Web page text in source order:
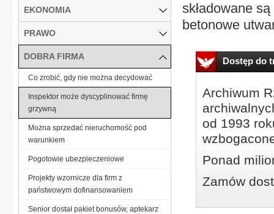
składowane
betonowe
Dostęp do
Archiwum
od 1993
Ponad
Zamów
EKONOMIA
PRAWO
DOBRA FIRMA
Co zrobić, gdy nie można decydować
Inspektor może dyscyplinować firmę
grzywną
Można sprzedać nieruchomość pod
warunkiem
Pogotowie ubezpieczeniowe
Projekty wzornicze dla firm z
państwowym dofinansowaniem
Senior dostał pakiet bonusów, aptekarz